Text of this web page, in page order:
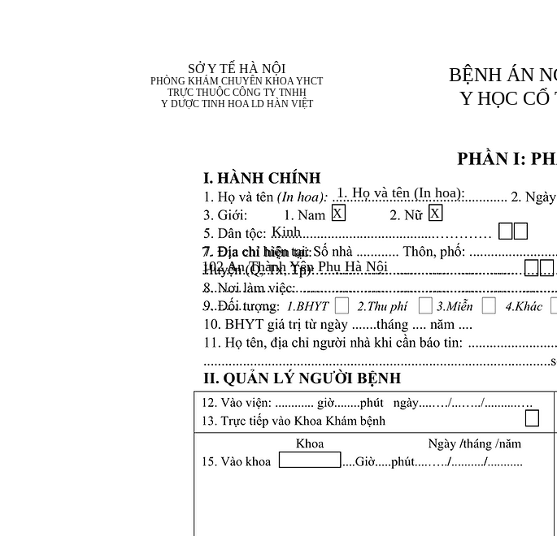
SỞ Y TẾ HÀ NỘI
PHÒNG KHÁM CHUYÊN KHOA YHCT
TRỰC THUỘC CÔNG TY TNHH
Y DƯỢC TINH HOA LD HÀN VIỆT
BỆNH ÁN
Y HỌC
1. Họ và tên (In hoa):
X X
Kinh
7. Địa chỉ hiện tại:
..................
102 An Thành Yên Phụ Hà Nội